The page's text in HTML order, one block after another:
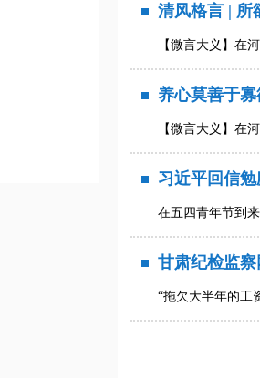
清风格言 | 所
【微言大义】在
养心莫善于
【微言大义】在
习近平回信
在五四青年节到
甘肃纪检监
“拖欠大半年的工